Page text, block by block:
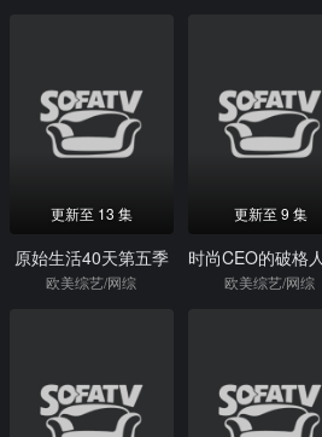
更新至 13 集
原始生活40天第五季
欧美综艺/网综
更新至 9 集
欧美综艺/网综